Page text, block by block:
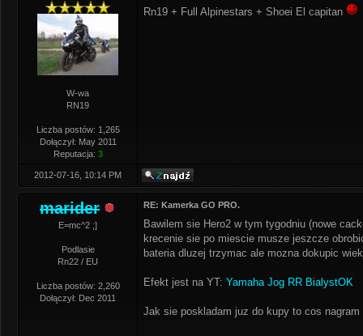
W-wa
RN19
Liczba postów: 1,265
Dołączył: May 2011
Reputacja: 3
Rn19 + Full Alpinestars + Shoei El capitan
2012-07-16, 10:14 PM
marider
E=mc^2 ;]
Podlasie
Rn22 / EU
Liczba postów: 2,260
Dołączył: Dec 2011
RE: Kamerka GO PRO.
Bawilem sie Hero2 w tym tygodniu (nowe
krecenie sie po miescie musze jeszcze
bateria dluzej trzymac ale mozna dokupic
Efekt jest na YT: Yamaha Jog RR BialystOK
Jak sie poskladam juz do kupy to cos